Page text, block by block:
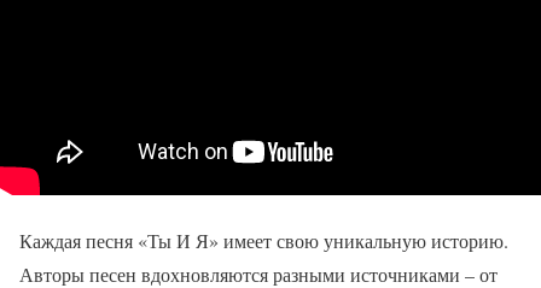
Каждая песня «Ты И Я» имеет свою уникальную историю.
Авторы песен вдохновляются разными источниками – от